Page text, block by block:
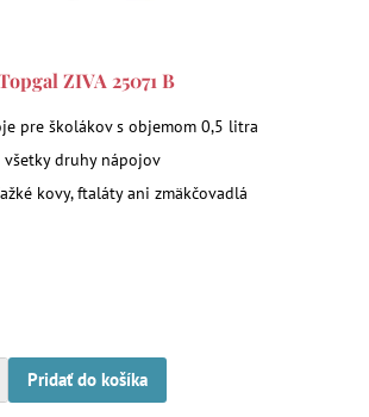
ZIVA 25071 B
pre školákov s objemom 0,5 litra
druhy nápojov
kovy, ftaláty ani zmäkčovadlá
Pridať do košíka